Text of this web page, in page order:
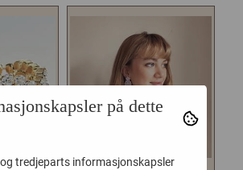
på dette
tredjeparts informasjonskapsler